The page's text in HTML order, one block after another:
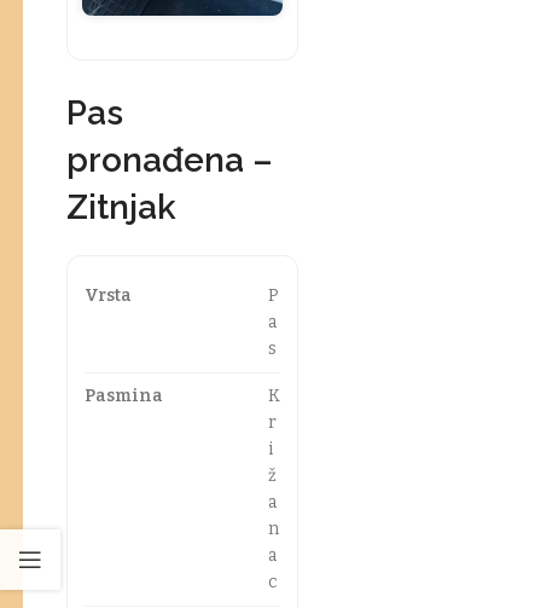
Pas
pronađena –
Zitnjak
Vrsta
P
a
s
Pasmina
K
r
i
ž
a
n
a
c